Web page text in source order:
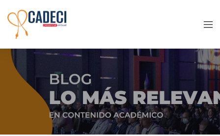
Vitalmex Presenta una Solución
Cardiovascular Innovadora y 100%
Mexicana